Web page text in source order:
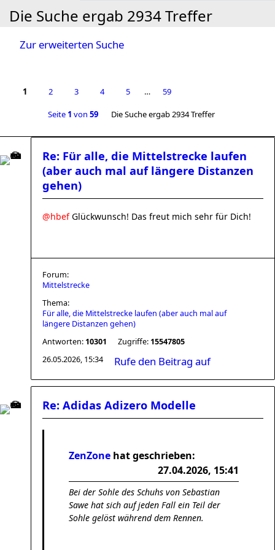
Die Suche ergab 2934 Treffer
Zur erweiterten Suche
1 2 3 4 5 … 59
Seite 1 von 59 Die Suche ergab 2934 Treffer
Re: Für alle, die Mittelstrecke laufen
(aber auch mal auf längere Distanzen
gehen)
@hbefGlückwunsch! Das freut mich sehr für Dich!
Forum:
Mittelstrecke
Thema:
Für alle, die Mittelstrecke laufen (aber auch mal auf
längere Distanzen gehen)
Antworten: 10301 Zugriffe: 15547805
26.05.2026, 15:34
Rufe den Beitrag auf
Re: Adidas Adizero Modelle
ZenZone hat geschrieben:
27.04.2026, 15:41
Bei der Sohle des Schuhs von Sebastian
Sawe hat sich auf jeden Fall ein Teil der
Sohle gelöst während dem Rennen.